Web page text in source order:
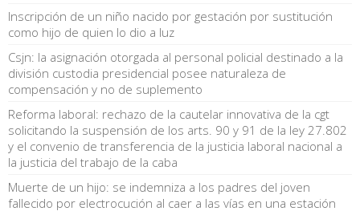
Inscripción de un niño nacido por gestación por sustitución
como hijo de quien lo dio a luz
Csjn: la asignación otorgada al personal policial destinado a la
división custodia presidencial posee naturaleza de
compensación y no de suplemento
Reforma laboral: rechazo de la cautelar innovativa de la cgt
solicitando la suspensión de los arts. 90 y 91 de la ley 27.802
y el convenio de transferencia de la justicia laboral nacional a
la justicia del trabajo de la caba
Muerte de un hijo: se indemniza a los padres del joven
fallecido por electrocución al caer a las vías en una estación